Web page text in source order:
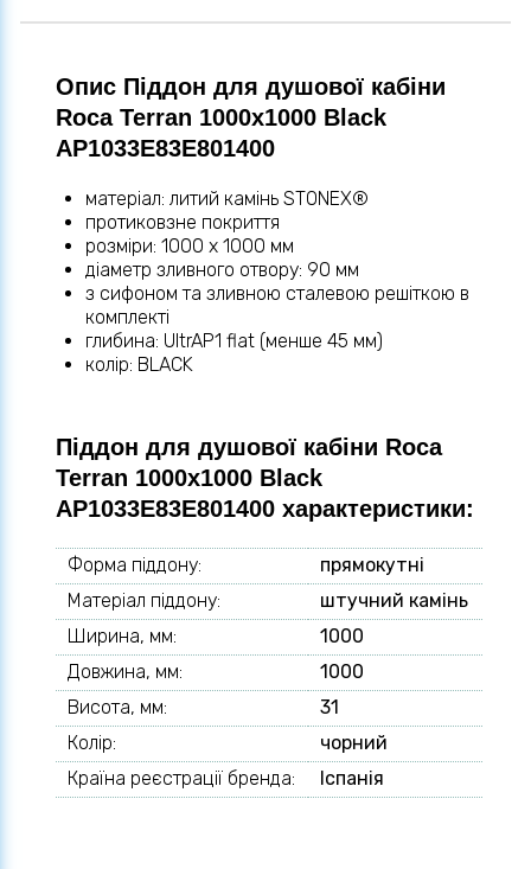
Опис Піддон для душової кабіни
Roca Terran 1000х1000 Black
AP1033E83E801400
матеріал: литий камінь STONEX®
протиковзне покриття
розміри: 1000 x 1000 мм
діаметр зливного отвору: 90 мм
з сифоном та зливною сталевою решіткою в
комплекті
глибина: UltrAP1 flat (менше 45 мм)
колір: BLACK
Піддон для душової кабіни Roca
Terran 1000х1000 Black
AP1033E83E801400 характеристики:
Форма піддону:
прямокутні
Матеріал піддону:
штучний камінь
Ширина, мм:
1000
Довжина, мм:
1000
Висота, мм:
31
Колір:
чорний
Країна реєстрації бренда:
Іспанія